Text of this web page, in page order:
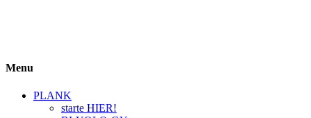
Menu
PLANK
starte HIER!